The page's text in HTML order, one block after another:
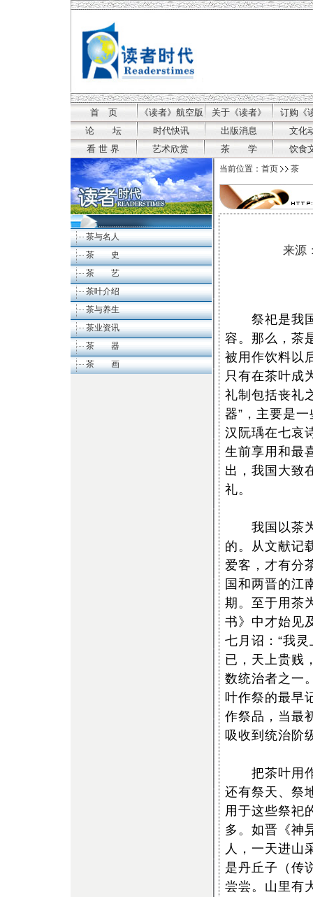
首 页 《读者》航空版 关于《读者》
订购《
论 坛
时代快讯 出版消息
文化
看 世 界
艺术欣赏 茶 学 饮食
茶与名人
茶 史
茶 艺
茶叶介绍
茶与养生
茶业资讯
茶 器
茶 画
当前位置： 首页 茶
来源
祭祀是我国
容。那么，茶
被用作饮料以
只有在茶叶成
礼制包括丧礼
器”，主要是
汉阮瑀在七哀
生前享用和最
出，我国大致
礼。
我国以茶为
的。从文献记
爱客，才有分
国和两晋的江
期。至于用茶
书》中才始见
七月诏：“我
已，天上贵贱
数统治者之一
叶作祭的最早
作祭品，当最
吸收到统治阶
把茶叶用作
还有祭天、祭
用于这些祭祀
多。如晋《神
人，一天进山
是丹丘子（传
尝尝。山里有